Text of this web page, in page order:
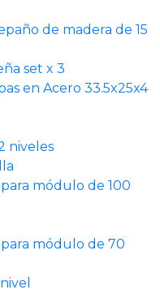
de madera de 15
set x 3
en Acero 33.5x25x4
niveles
módulo de 100
módulo de 70